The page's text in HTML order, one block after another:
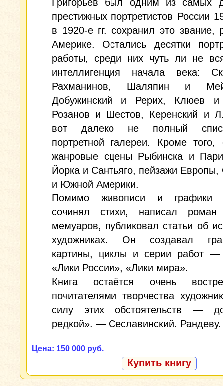
Григорьев был одним из самых
престижных портретистов России
в 1920-е гг. сохранил это звание,
Америке. Остались десятки
работы, среди них чуть ли не
интеллигенция начала века:
Рахманинов, Шаляпин и
Добужинский и Рерих, Клюев и
Розанов и Шестов, Керенский и
вот далеко не полный
портретной галереи. Кроме того,
жанровые сцены Рыбинска и
Йорка и Сантьяго, пейзажи Европы,
и Южной Америки.
Помимо живописи и графики
сочинял стихи, написал
мемуаров, публиковал статьи об
художниках. Он создавал
картины, циклы и серии работ —
«Лики России», «Лики мира».
Книга остаётся очень
почитателями творчества
силу этих обстоятельств —
редкой». — Сеславинский.
Цена: 150 000 руб.
Купить книгу